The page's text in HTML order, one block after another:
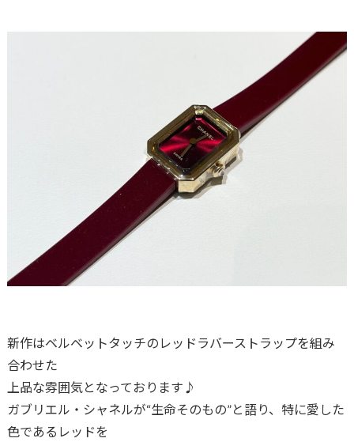
新作はベルベットタッチのレッドラバーストラップを組み
合わせた
上品な雰囲気となっております♪
ガブリエル・シャネルが“生命そのもの”と語り、特に愛した
色であるレッドを